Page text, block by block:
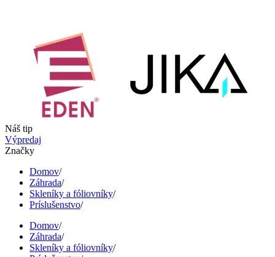
Náš tip
Výpredaj
Značky
Domov/
Záhrada/
Skleníky a fóliovníky/
Príslušenstvo/
Domov/
Záhrada/
Skleníky a fóliovníky/